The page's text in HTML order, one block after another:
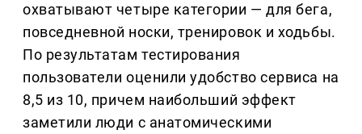
охватывают четыре категории — для бега,
повседневной носки, тренировок и ходьбы.
По результатам тестирования
пользователи оценили удобство сервиса на
8,5 из 10, причем наибольший эффект
заметили люди с анатомическими